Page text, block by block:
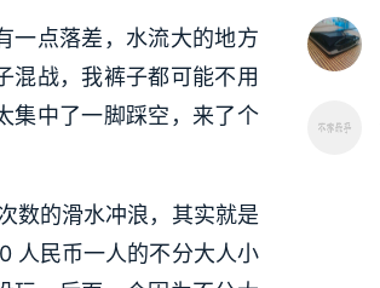
一点落差，水流大的地方
混战，我裤子都可能不用
集中了一脚踩空，来了个
数的滑水冲浪，其实就是
人民币一人的不分大人小